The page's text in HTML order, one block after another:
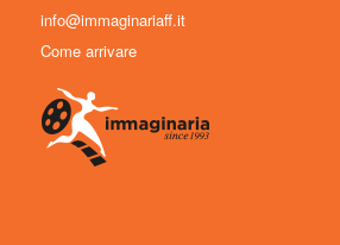
info@immaginariaff.it
Come arrivare